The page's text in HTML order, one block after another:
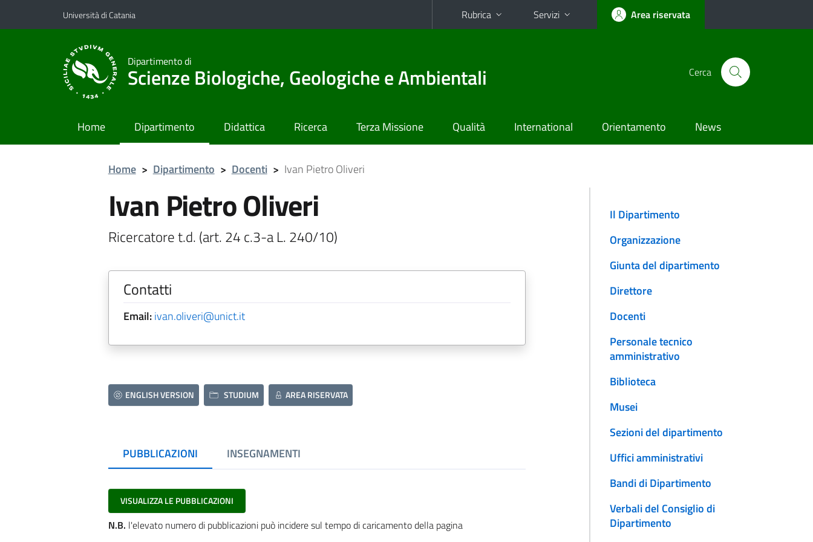
Vai al contenuto principale
Vai al menu di navigazione
Università di Catania Rubrica Servizi Area riservata
Dipartimento di
Scienze Biologiche, Geologiche e Ambientali Cerca
Home Dipartimento Didattica Ricerca Terza Missione Qualità International Orientamento News
Home > Dipartimento > Docenti > Ivan Pietro Oliveri
Ivan Pietro Oliveri
Ricercatore t.d. (art. 24 c.3-a L. 240/10)
Contatti
Email:ivan.oliveri@unict.it
ENGLISH VERSION STUDIUM AREA RISERVATA
PUBBLICAZIONI INSEGNAMENTI
VISUALIZZA LE PUBBLICAZIONI
N.B. l'elevato numero di pubblicazioni può incidere sul tempo di caricamento della pagina
Il Dipartimento
Organizzazione
Giunta del dipartimento
Direttore
Docenti
Personale tecnico
amministrativo
Biblioteca
Musei
Sezioni del dipartimento
Uffici amministrativi
Bandi di Dipartimento
Verbali del Consiglio di
Dipartimento